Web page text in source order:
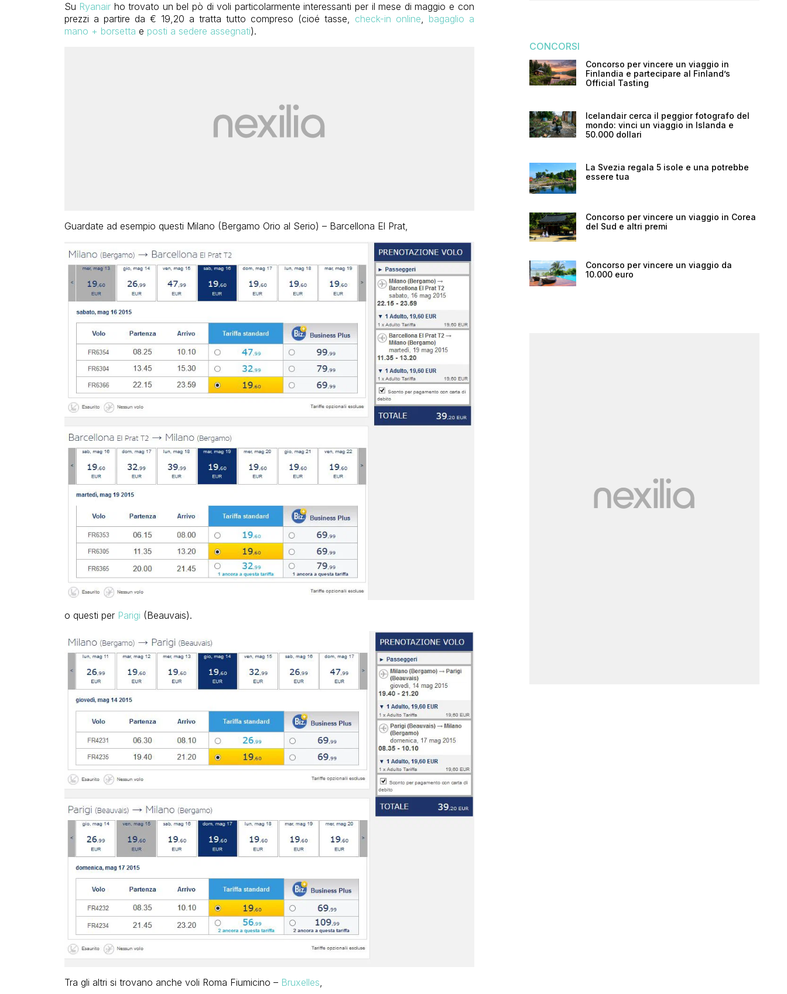
Su Ryanair ho trovato un bel pò di voli particolarmente interessanti per il mese di maggio e con
prezzi a partire da € 19,20 a tratta tutto compreso (cioé tasse, check-in online
bagaglio a
mano + borsetta e posti a sedere assegnati).
Guardate ad esempio questi Milano (Bergamo Orio al Serio) – Barcellona El Prat,
o questi per Parigi (Beauvais).
Tra gli altri si trovano anche voli Roma Fiumicino – Bruxelles,
CONCORSI
Concorso per vincere un viaggio in
Finlandia e partecipare al Finland’s
Official Tasting
Icelandair cerca il peggior fotografo del
mondo: vinci un viaggio in Islanda e
50.000 dollari
La Svezia regala 5 isole e una potrebbe
essere tua
Concorso per vincere un viaggio in Corea
del Sud e altri premi
Concorso per vincere un viaggio da
10.000 euro